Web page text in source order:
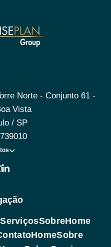
Norte - Conjunto 61 -
Vista
/ SP
ServiçosSobreHome
HomeSobre